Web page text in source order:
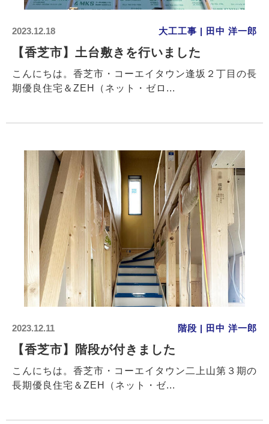
2023.12.18 大工工事 | 田中 洋一郎
【香芝市】土台敷きを行いました
こんにちは。香芝市・コーエイタウン逢坂２丁目の長
期優良住宅＆ZEH（ネット・ゼロ...
2023.12.11 階段 | 田中 洋一郎
【香芝市】階段が付きました
こんにちは。香芝市・コーエイタウン二上山第３期の
長期優良住宅＆ZEH（ネット・ゼ...